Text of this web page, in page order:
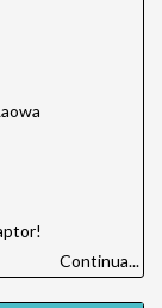
Continua...